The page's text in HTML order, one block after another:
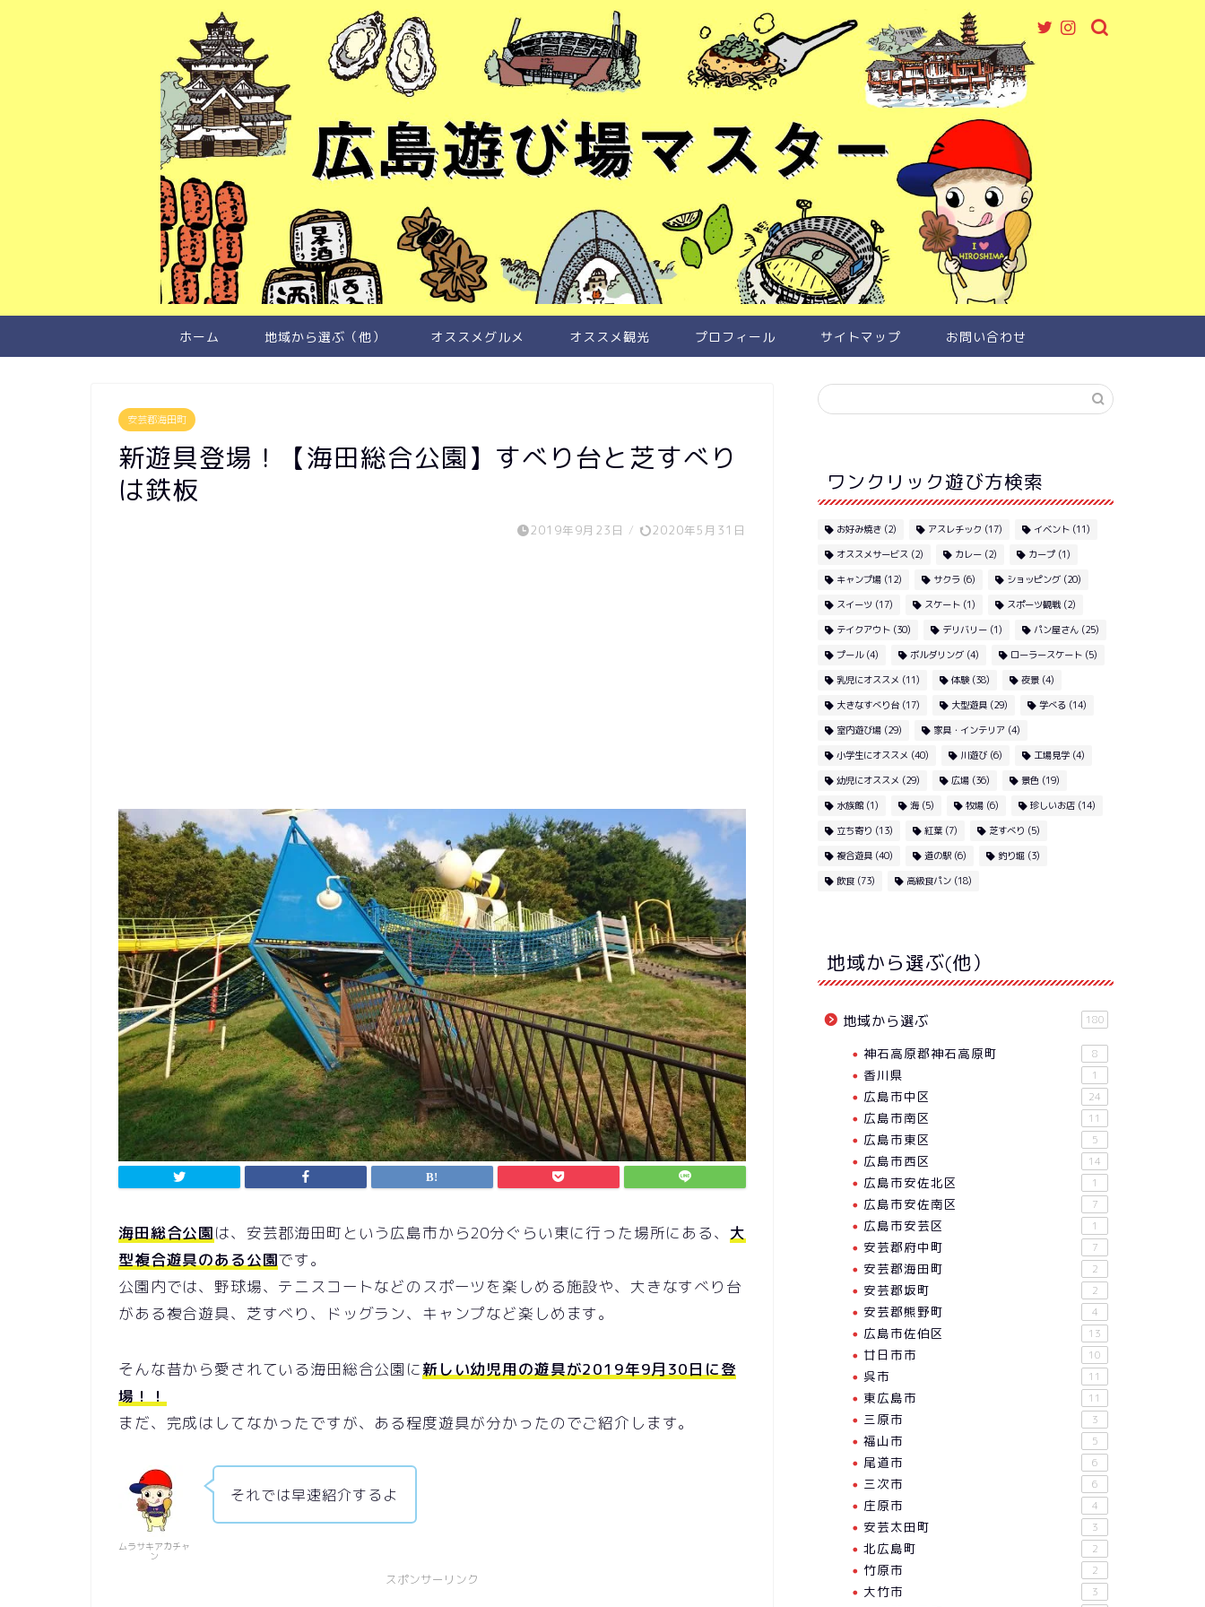
ホーム 地域から選ぶ（他） オススメグルメ オススメ観光 プロフィール サイトマップ お問い合わせ
安芸郡海田町
新遊具登場！【海田総合公園】すべり台と芝すべり
は鉄板
2019年9月23日 / 2020年5月31日
海田総合公園は、安芸郡海田町という広島市から20分ぐらい東に行った場所にある、 大
型複合遊具のある公園です。
公園内では、野球場、テニスコートなどのスポーツを楽しめる施設や、大きなすべり台
がある複合遊具、芝すべり、ドッグラン、キャンプなど楽しめます。
そんな昔から愛されている海田総合公園に新しい幼児用の遊具が2019年9月30日に登
場！！
まだ、完成はしてなかったですが、ある程度遊具が分かったのでご紹介します。
ムラサキアカチャ
ン
それでは早速紹介するよ
スポンサーリンク
ワンクリック遊び方検索
お好み焼き(2) アスレチック (17) イベント(11)
オススメサービス (2) カレー(2) カープ(1)
キャンプ場(12) サクラ (6) ショッピング(20)
スイーツ (17) スケート(1) スポーツ観戦(2)
テイクアウト(30) デリバリー(1) パン屋さん(25)
プール(4) ボルダリング(4) ローラースケート(5)
乳児にオススメ (11) 体験(38) 夜景(4)
大きなすべり台(17) 大型遊具(29) 学べる(14)
室内遊び場(29) 家具・インテリア(4)
小学生にオススメ (40) 川遊び(6) 工場見学(4)
幼児にオススメ (29) 広場(36) 景色(19)
水族館(1) 海(5) 牧場(6) 珍しいお店(14)
立ち寄り (13) 紅葉(7) 芝すべり (5)
複合遊具(40) 道の駅(6) 釣り堀(3)
飲食(73) 高級食パン(18)
地域から選ぶ(他）
地域から選ぶ 180
神石高原郡神石高原町 8
香川県 1
広島市中区 24
広島市南区 11
広島市東区 5
広島市西区 14
広島市安佐北区 1
広島市安佐南区 7
広島市安芸区 1
安芸郡府中町 7
安芸郡海田町 2
安芸郡坂町 2
安芸郡熊野町 4
広島市佐伯区 13
廿日市市 10
呉市 11
東広島市 11
三原市 3
福山市 5
尾道市 6
三次市 6
庄原市 4
安芸太田町 3
北広島町 2
竹原市 2
大竹市 3